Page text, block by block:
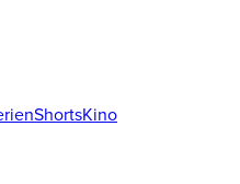
ShortsKino